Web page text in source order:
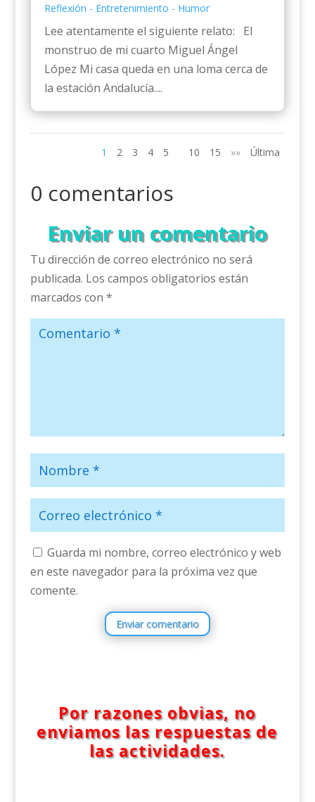
Reflexión - Entretenimiento - Humor
Lee atentamente el siguiente relato: El
monstruo de mi cuarto Miguel Ángel
López Mi casa queda en una loma cerca de
la estación Andalucía....
1 2 3 4 5 10 15 »» Última
0 comentarios
Enviar un comentario
Tu dirección de correo electrónico no será
publicada. Los campos obligatorios están
marcados con *
Guarda mi nombre, correo electrónico y web
en este navegador para la próxima vez que
comente.
Enviar comentario
Por razones obvias, no
enviamos las respuestas de
las actividades.